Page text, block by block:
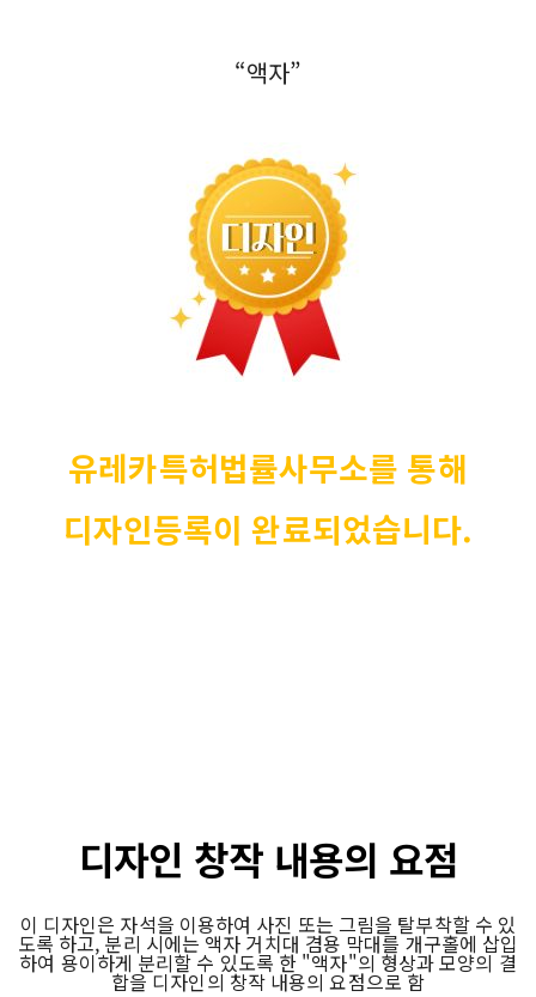
“액자”
유레카특허법률사무소를 통해
디자인등록이 완료되었습니다.
디자인 창작 내용의 요점
이 디자인은 자석을 이용하여 사진 또는 그림을 탈부착할 수 있
도록 하고, 분리 시에는 액자 거치대 겸용 막대를 개구홀에 삽입
하여 용이하게 분리할 수 있도록 한 "액자"의 형상과 모양의 결
합을 디자인의 창작 내용의 요점으로 함